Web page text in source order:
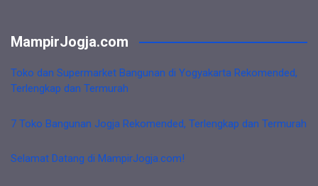
MampirJogja.com
Toko dan Supermarket Bangunan di Yogyakarta Rekomended,
Terlengkap dan Termurah
7 Toko Bangunan Jogja Rekomended, Terlengkap dan Termurah
Selamat Datang di MampirJogja.com!